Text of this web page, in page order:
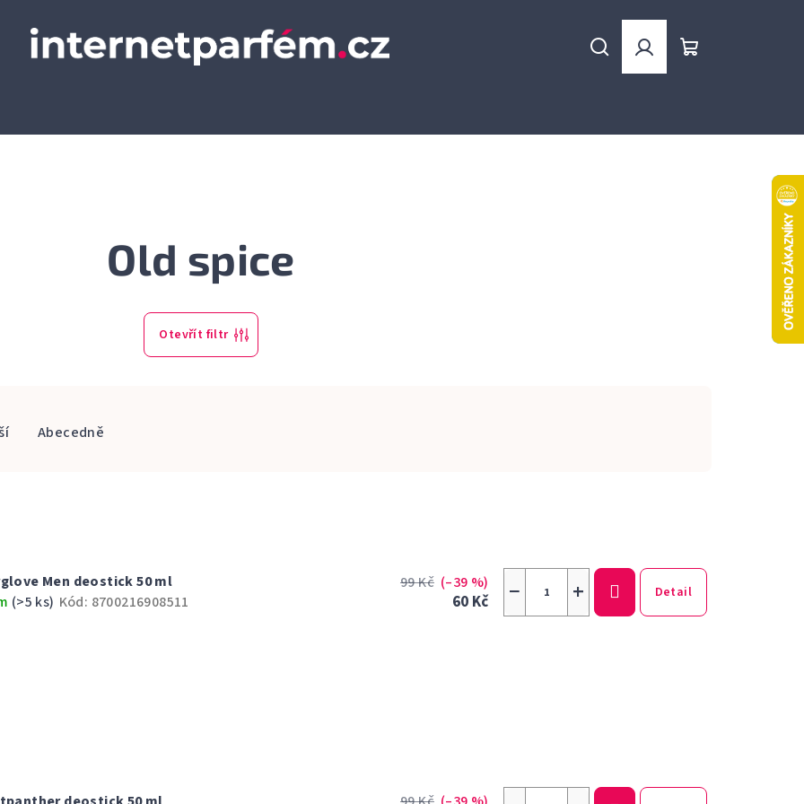
HledatPřihlášení
Old spice
Otevřít filtr
Abecedně
Men deostick 50 ml
(>5 ks) Kód: 8700216908511
99 Kč (–39 %)
60 Kč +
− Detail